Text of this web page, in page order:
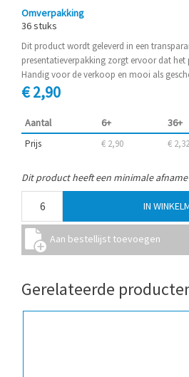
Omverpakking
36 stuks
Dit product wordt geleverd in een
presentatieverpakking zorgt ervoor dat
Handig voor de verkoop en mooi als
€ 2,90
Aantal 6+ 36+
Prijs € 2,90 € 2,32
Dit product heeft een minimale afname
Gerelateerde